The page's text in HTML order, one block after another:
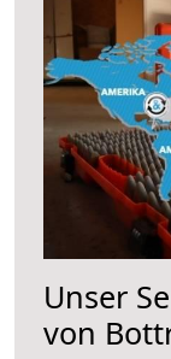
Unser
von